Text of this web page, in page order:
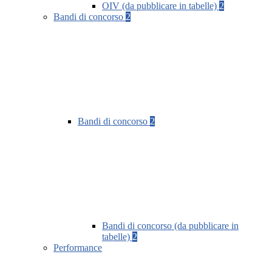
OIV (da pubblicare in tabelle) 2
Bandi di concorso 2
Bandi di concorso 2
Bandi di concorso (da pubblicare in
tabelle) 2
Performance